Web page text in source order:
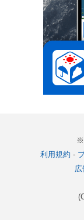
利用規約 -
広